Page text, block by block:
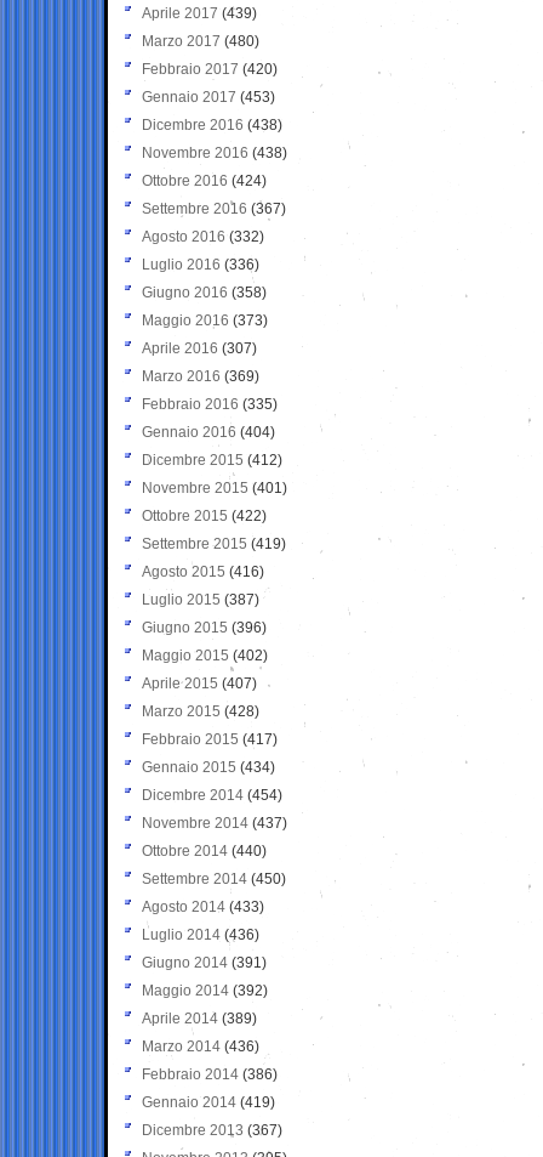
Aprile 2017 (439)
Marzo 2017 (480)
Febbraio 2017 (420)
Gennaio 2017 (453)
Dicembre 2016 (438)
Novembre 2016 (438)
Ottobre 2016 (424)
Settembre 2016 (367)
Agosto 2016 (332)
Luglio 2016 (336)
Giugno 2016 (358)
Maggio 2016 (373)
Aprile 2016 (307)
Marzo 2016 (369)
Febbraio 2016 (335)
Gennaio 2016 (404)
Dicembre 2015 (412)
Novembre 2015 (401)
Ottobre 2015 (422)
Settembre 2015 (419)
Agosto 2015 (416)
Luglio 2015 (387)
Giugno 2015 (396)
Maggio 2015 (402)
Aprile 2015 (407)
Marzo 2015 (428)
Febbraio 2015 (417)
Gennaio 2015 (434)
Dicembre 2014 (454)
Novembre 2014 (437)
Ottobre 2014 (440)
Settembre 2014 (450)
Agosto 2014 (433)
Luglio 2014 (436)
Giugno 2014 (391)
Maggio 2014 (392)
Aprile 2014 (389)
Marzo 2014 (436)
Febbraio 2014 (386)
Gennaio 2014 (419)
Dicembre 2013 (367)